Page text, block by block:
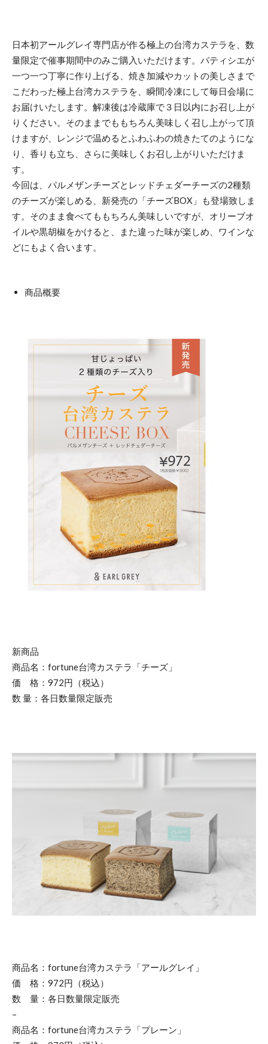
日本初アールグレイ専門店が作る極上の台湾カステラを、数
量限定で催事期間中のみご購入いただけます。パティシエが
一つ一つ丁寧に作り上げる、焼き加減やカットの美しさまで
こだわった極上台湾カステラを、瞬間冷凍にして毎日会場に
お届けいたします。解凍後は冷蔵庫で３日以内にお召し上が
りください。そのままでももちろん美味しく召し上がって頂
けますが、レンジで温めるとふわふわの焼きたてのようにな
り、香りも立ち、さらに美味しくお召し上がりいただけま
す。
今回は、パルメザンチーズとレッドチェダーチーズの2種類
のチーズが楽しめる、新発売の「チーズBOX」も登場致しま
す。そのまま食べてももちろん美味しいですが、オリーブオ
イルや黒胡椒をかけると、また違った味が楽しめ、ワインな
どにもよく合います。
商品概要
新商品
商品名：fortune台湾カステラ「チーズ」
価 格：972円（税込）
数 量：各日数量限定販売
商品名：fortune台湾カステラ「アールグレイ」
価 格：972円（税込）
数 量：各日数量限定販売
–
商品名：fortune台湾カステラ「プレーン」